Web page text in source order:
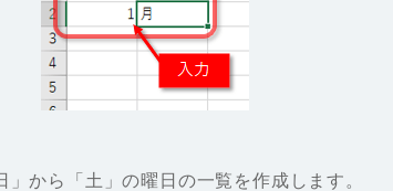
から「土」の曜日の一覧を作成します。